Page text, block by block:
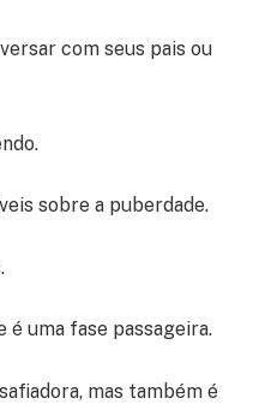
com seus pais ou
sobre a puberdade.
é uma fase passageira.
mas também é